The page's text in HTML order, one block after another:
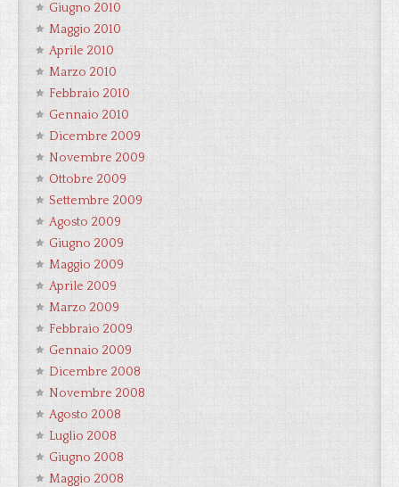
Giugno 2010
Maggio 2010
Aprile 2010
Marzo 2010
Febbraio 2010
Gennaio 2010
Dicembre 2009
Novembre 2009
Ottobre 2009
Settembre 2009
Agosto 2009
Giugno 2009
Maggio 2009
Aprile 2009
Marzo 2009
Febbraio 2009
Gennaio 2009
Dicembre 2008
Novembre 2008
Agosto 2008
Luglio 2008
Giugno 2008
Maggio 2008